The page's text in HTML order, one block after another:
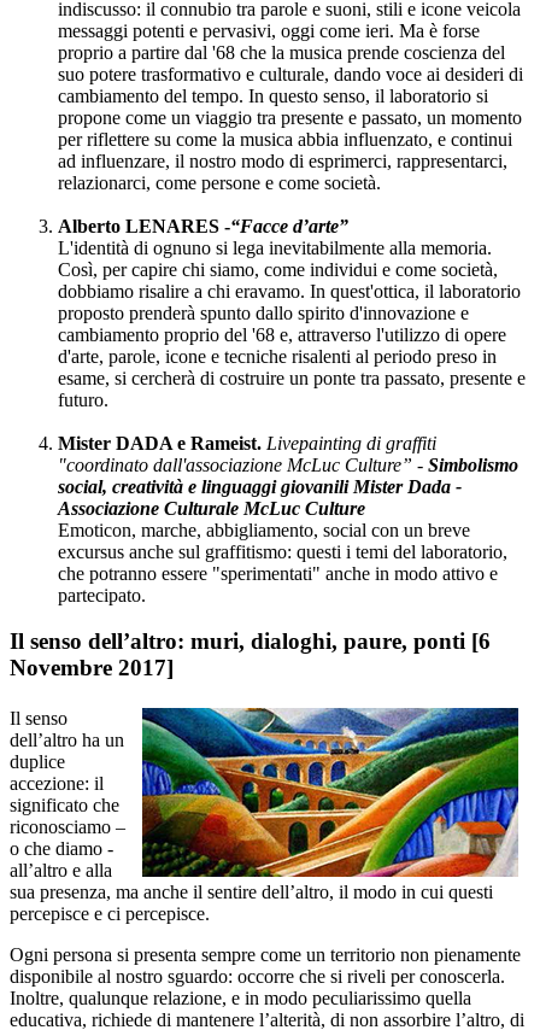
indiscusso: il connubio tra parole e suoni, stili e icone veicola
messaggi potenti e pervasivi, oggi come ieri. Ma è forse
proprio a partire dal '68 che la musica prende coscienza del
suo potere trasformativo e culturale, dando voce ai desideri di
cambiamento del tempo. In questo senso, il laboratorio si
propone come un viaggio tra presente e passato, un momento
per riflettere su come la musica abbia influenzato, e continui
ad influenzare, il nostro modo di esprimerci, rappresentarci,
relazionarci, come persone e come società.
Alberto LENARES -“Facce d’arte”
L'identità di ognuno si lega inevitabilmente alla memoria.
Così, per capire chi siamo, come individui e come società,
dobbiamo risalire a chi eravamo. In quest'ottica, il laboratorio
proposto prenderà spunto dallo spirito d'innovazione e
cambiamento proprio del '68 e, attraverso l'utilizzo di opere
d'arte, parole, icone e tecniche risalenti al periodo preso in
esame, si cercherà di costruire un ponte tra passato, presente e
futuro.
Mister DADA e Rameist. Livepainting di graffiti
"coordinato dall'associazione McLuc Culture” - Simbolismo
social, creatività e linguaggi giovanili Mister Dada -
Associazione Culturale McLuc Culture
Emoticon, marche, abbigliamento, social con un breve
excursus anche sul graffitismo: questi i temi del laboratorio,
che potranno essere "sperimentati" anche in modo attivo e
partecipato.
Il senso dell’altro: muri, dialoghi, paure, ponti [6
Novembre 2017]
Il senso
dell’altro ha un
duplice
accezione: il
significato che
riconosciamo –
o che diamo -
all’altro e alla
sua presenza, ma anche il sentire dell’altro, il modo in cui questi
percepisce e ci percepisce.
Ogni persona si presenta sempre come un territorio non pienamente
disponibile al nostro sguardo: occorre che si riveli per conoscerla.
Inoltre, qualunque relazione, e in modo peculiarissimo quella
educativa, richiede di mantenere l’alterità, di non assorbire l’altro, di